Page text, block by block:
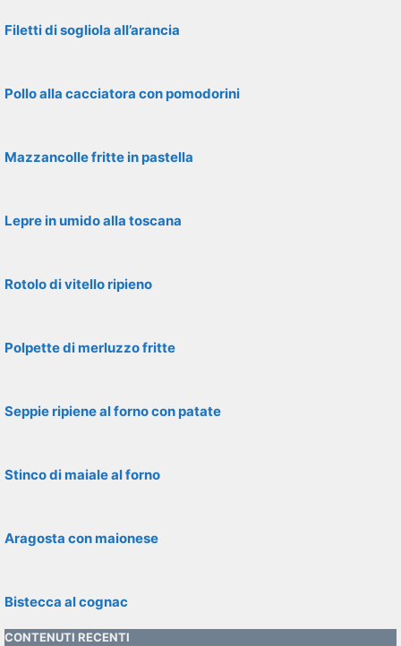
Filetti di sogliola all’arancia
Pollo alla cacciatora con pomodorini
Mazzancolle fritte in pastella
Lepre in umido alla toscana
Rotolo di vitello ripieno
Polpette di merluzzo fritte
Seppie ripiene al forno con patate
Stinco di maiale al forno
Aragosta con maionese
Bistecca al cognac
CONTENUTI RECENTI